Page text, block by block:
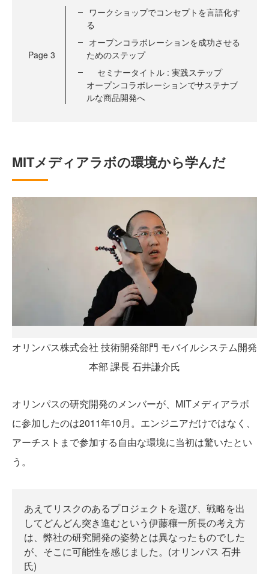
Page 3
ワークショップでコンセプトを言語化す
る
オープンコラボレーションを成功させる
ためのステップ
セミナータイトル : 実践ステップ
オープンコラボレーションでサステナブ
ルな商品開発へ
MITメディアラボの環境から学んだ
オリンパス株式会社 技術開発部門 モバイルシステム開発
本部 課長 石井謙介氏
オリンパスの研究開発のメンバーが、MITメディアラボ
に参加したのは2011年10月。エンジニアだけではなく、
アーチストまで参加する自由な環境に当初は驚いたとい
う。
あえてリスクのあるプロジェクトを選び、戦略を出
してどんどん突き進むという伊藤穰一所長の考え方
は、弊社の研究開発の姿勢とは異なったものでした
が、そこに可能性を感じました。(オリンパス 石井
氏)